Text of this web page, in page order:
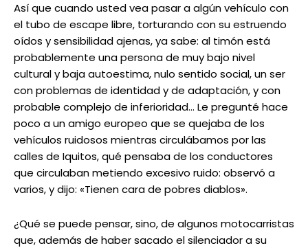
Así que cuando usted vea pasar a algún vehículo con
el tubo de escape libre, torturando con su estruendo
oídos y sensibilidad ajenas, ya sabe: al timón está
probablemente una persona de muy bajo nivel
cultural y baja autoestima, nulo sentido social, un ser
con problemas de identidad y de adaptación, y con
probable complejo de inferioridad… Le pregunté hace
poco a un amigo europeo que se quejaba de los
vehículos ruidosos mientras circulábamos por las
calles de Iquitos, qué pensaba de los conductores
que circulaban metiendo excesivo ruido: observó a
varios, y dijo: «Tienen cara de pobres diablos».
¿Qué se puede pensar, sino, de algunos motocarristas
que, además de haber sacado el silenciador a su